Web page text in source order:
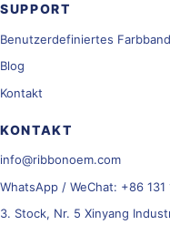
SUPPORT
Benutzerdefiniertes Farbband
Blog
Kontakt
KONTAKT
info@ribbonoem.com
WhatsApp / WeChat: +86 131
3. Stock, Nr. 5 Xinyang